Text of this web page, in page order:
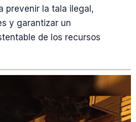
prevenir la tala ilegal,
y garantizar un
de los recursos